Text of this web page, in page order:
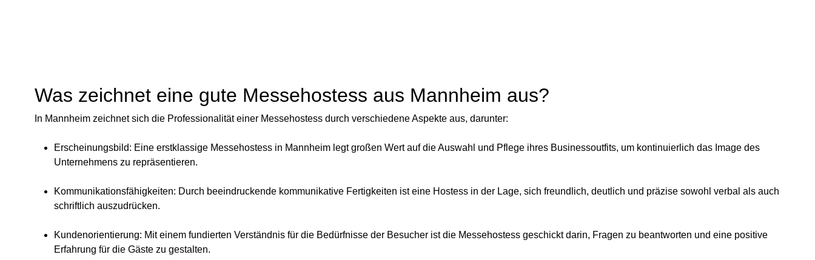
Was zeichnet eine gute Messehostess aus Mannheim aus?
In Mannheim zeichnet sich die Professionalität einer Messehostess durch verschiedene Aspekte aus, darunter:
Erscheinungsbild: Eine erstklassige Messehostess in Mannheim legt großen Wert auf die Auswahl und Pflege ihres Businessoutfits, um kontinuierlich das Image des
Unternehmens zu repräsentieren.
Kommunikationsfähigkeiten: Durch beeindruckende kommunikative Fertigkeiten ist eine Hostess in der Lage, sich freundlich, deutlich und präzise sowohl verbal als auch
schriftlich auszudrücken.
Kundenorientierung: Mit einem fundierten Verständnis für die Bedürfnisse der Besucher ist die Messehostess geschickt darin, Fragen zu beantworten und eine positive
Erfahrung für die Gäste zu gestalten.